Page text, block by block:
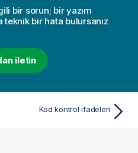
bir sorun; bir yazım
teknik bir hata bulursanız
iletin
Kod kontrol ifadeleri